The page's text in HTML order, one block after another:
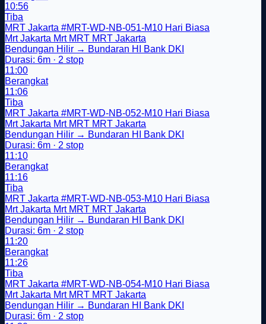
10:56
Tiba
MRT Jakarta #MRT-WD-NB-051-M10 Hari Biasa
Mrt Jakarta Mrt MRT MRT Jakarta
Bendungan Hilir → Bundaran HI Bank DKI
Durasi: 6m · 2 stop
11:00
Berangkat
11:06
Tiba
MRT Jakarta #MRT-WD-NB-052-M10 Hari Biasa
Mrt Jakarta Mrt MRT MRT Jakarta
Bendungan Hilir → Bundaran HI Bank DKI
Durasi: 6m · 2 stop
11:10
Berangkat
11:16
Tiba
MRT Jakarta #MRT-WD-NB-053-M10 Hari Biasa
Mrt Jakarta Mrt MRT MRT Jakarta
Bendungan Hilir → Bundaran HI Bank DKI
Durasi: 6m · 2 stop
11:20
Berangkat
11:26
Tiba
MRT Jakarta #MRT-WD-NB-054-M10 Hari Biasa
Mrt Jakarta Mrt MRT MRT Jakarta
Bendungan Hilir → Bundaran HI Bank DKI
Durasi: 6m · 2 stop